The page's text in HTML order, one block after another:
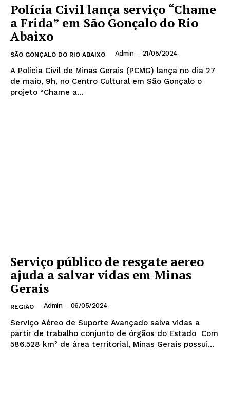
Polícia Civil lança serviço “Chame
a Frida” em São Gonçalo do Rio
Abaixo
SÃO GONÇALO DO RIO ABAIXO Admin - 21/05/2024
A Polícia Civil de Minas Gerais (PCMG) lança no dia 27
de maio, 9h, no Centro Cultural em São Gonçalo o
projeto “Chame a...
Serviço público de resgate aereo
ajuda a salvar vidas em Minas
Gerais
REGIÃO Admin - 06/05/2024
Serviço Aéreo de Suporte Avançado salva vidas a
partir de trabalho conjunto de órgãos do Estado Com
586.528 km² de área territorial, Minas Gerais possui...